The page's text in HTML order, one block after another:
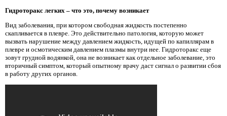
Гидроторакс легких – что это, почему возникает
Вид заболевания, при котором свободная жидкость постепенно
скапливается в плевре. Это действительно патология, которую может
вызвать нарушение между давлением жидкость, идущей по капиллярам в
плевре и осмотическим давлением плазмы внутри нее. Гидроторакс еще
зовут грудной водянкой, она не возникает как отдельное заболевание, это
вторичный симптом, который опытному врачу даст сигнал о развитии сбоя
в работу других органов.